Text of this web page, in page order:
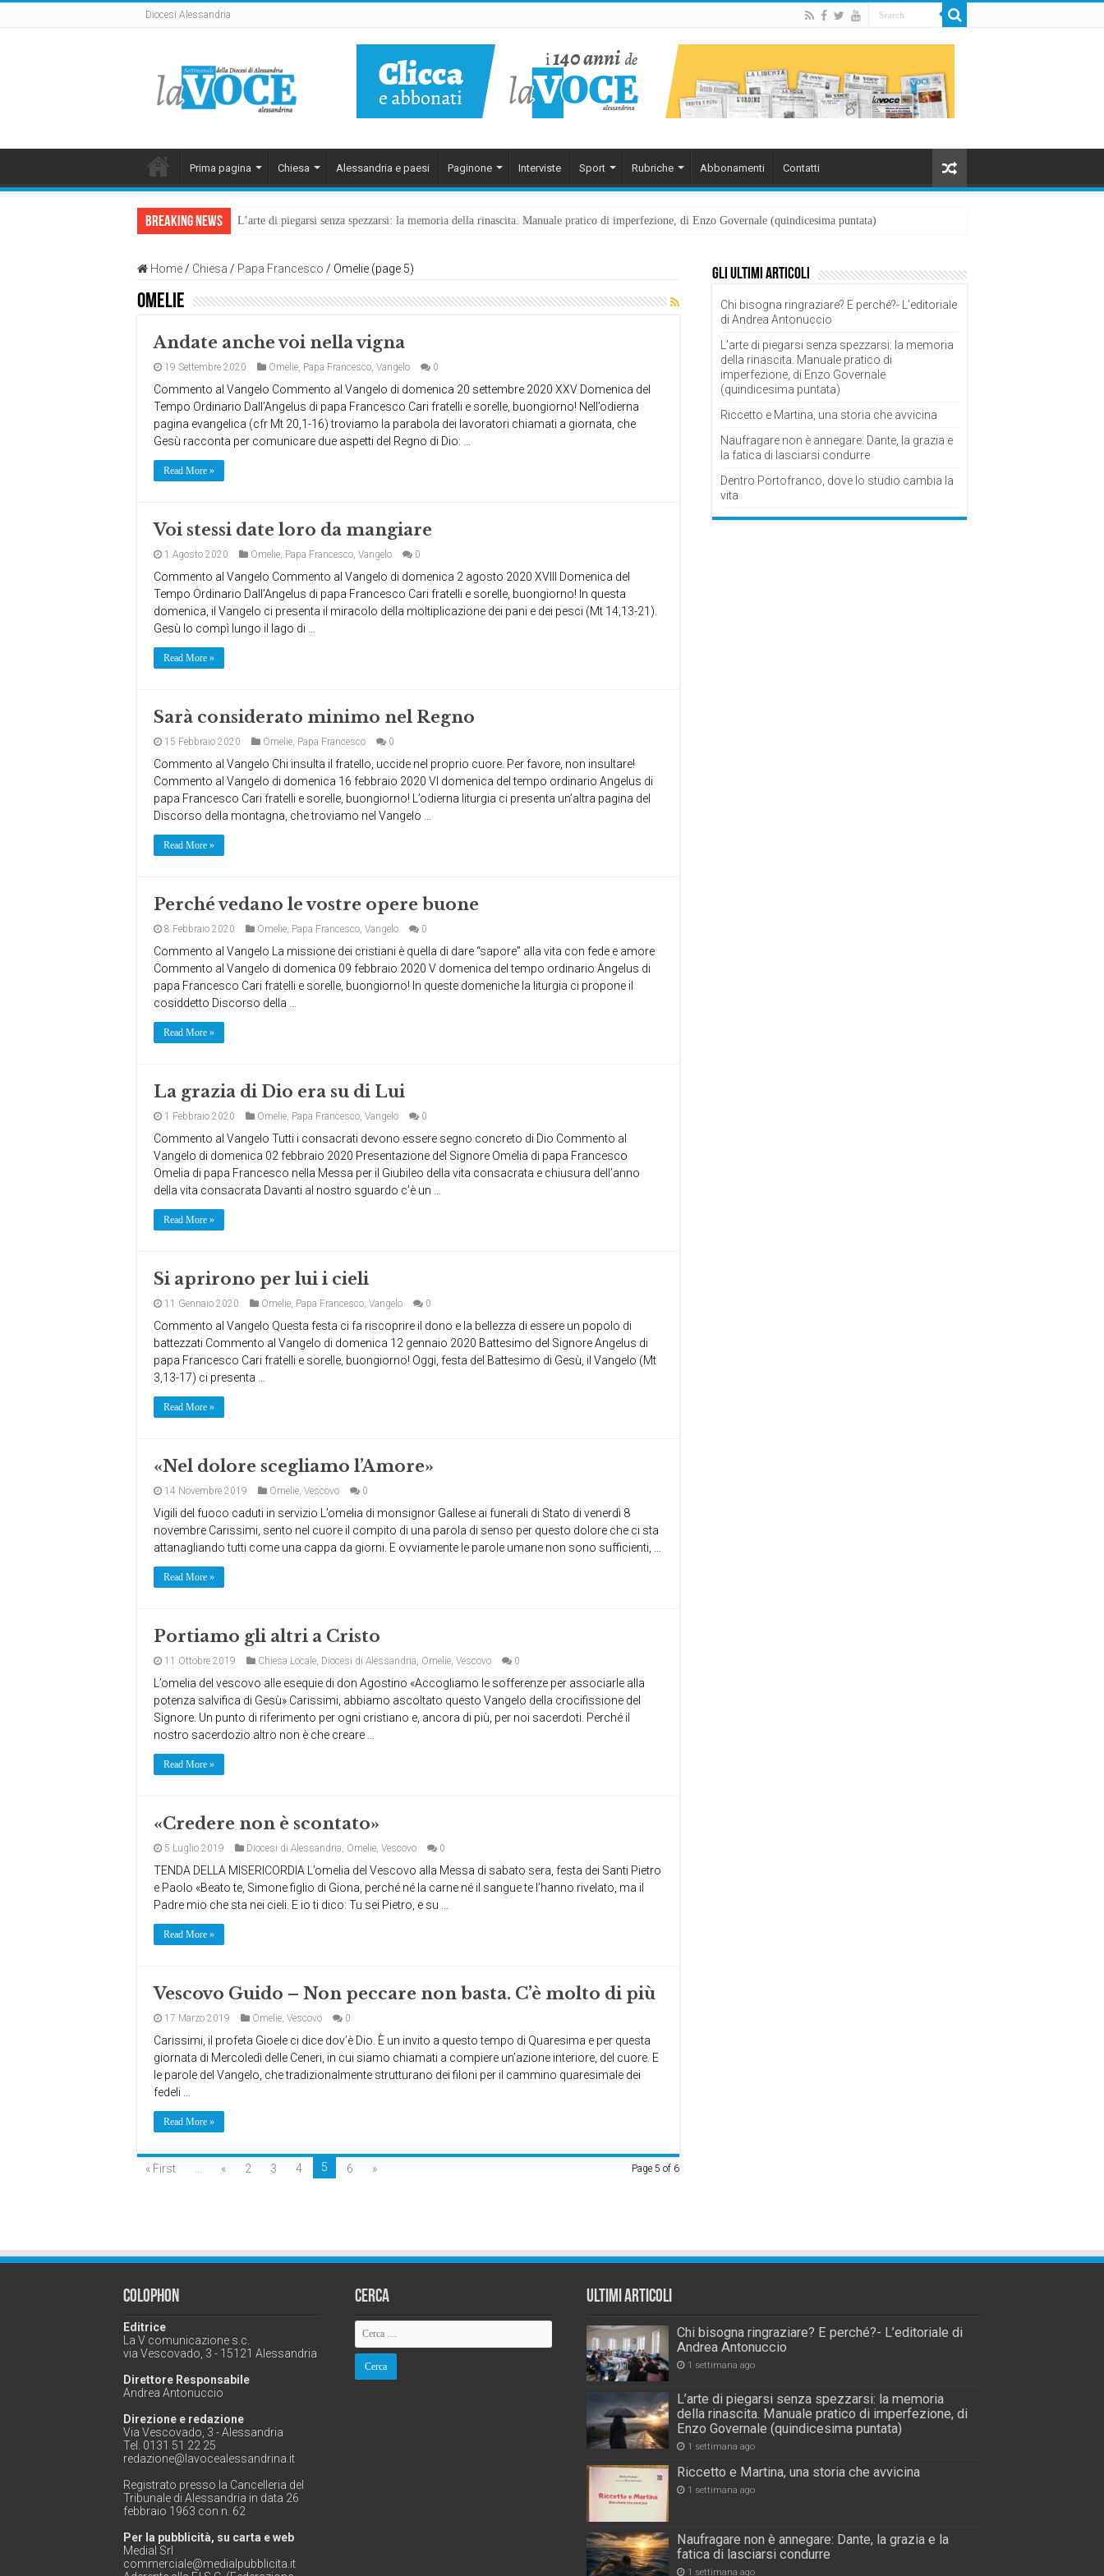
Diocesi Alessandria
Prima pagina Chiesa Alessandria e paesi Paginone Interviste Sport Rubriche Abbonamenti Contatti
Breaking News L’arte di piegarsi senza spezzarsi: la memoria della rinascita. Manuale pratico di imperfezione, di Enzo Governale (quindicesima puntata)
Home / Chiesa / Papa Francesco / Omelie (page 5)
Omelie
Andate anche voi nella vigna
19 Settembre 2020 Omelie, Papa Francesco, Vangelo 0
Commento al Vangelo Commento al Vangelo di domenica 20 settembre 2020 XXV Domenica del
Tempo Ordinario Dall’Angelus di papa Francesco Cari fratelli e sorelle, buongiorno! Nell’odierna
pagina evangelica (cfr Mt 20,1-16) troviamo la parabola dei lavoratori chiamati a giornata, che
Gesù racconta per comunicare due aspetti del Regno di Dio: …
Read More »
Voi stessi date loro da mangiare
1 Agosto 2020 Omelie, Papa Francesco, Vangelo 0
Commento al Vangelo Commento al Vangelo di domenica 2 agosto 2020 XVIII Domenica del
Tempo Ordinario Dall’Angelus di papa Francesco Cari fratelli e sorelle, buongiorno! In questa
domenica, il Vangelo ci presenta il miracolo della moltiplicazione dei pani e dei pesci (Mt 14,13-21).
Gesù lo compì lungo il lago di …
Read More »
Sarà considerato minimo nel Regno
15 Febbraio 2020 Omelie, Papa Francesco 0
Commento al Vangelo Chi insulta il fratello, uccide nel proprio cuore. Per favore, non insultare!
Commento al Vangelo di domenica 16 febbraio 2020 VI domenica del tempo ordinario Angelus di
papa Francesco Cari fratelli e sorelle, buongiorno! L’odierna liturgia ci presenta un’altra pagina del
Discorso della montagna, che troviamo nel Vangelo …
Read More »
Perché vedano le vostre opere buone
8 Febbraio 2020 Omelie, Papa Francesco, Vangelo 0
Commento al Vangelo La missione dei cristiani è quella di dare “sapore” alla vita con fede e amore
Commento al Vangelo di domenica 09 febbraio 2020 V domenica del tempo ordinario Angelus di
papa Francesco Cari fratelli e sorelle, buongiorno! In queste domeniche la liturgia ci propone il
cosiddetto Discorso della …
Read More »
La grazia di Dio era su di Lui
1 Febbraio 2020 Omelie, Papa Francesco, Vangelo 0
Commento al Vangelo Tutti i consacrati devono essere segno concreto di Dio Commento al
Vangelo di domenica 02 febbraio 2020 Presentazione del Signore Omelia di papa Francesco
Omelia di papa Francesco nella Messa per il Giubileo della vita consacrata e chiusura dell’anno
della vita consacrata Davanti al nostro sguardo c’è un …
Read More »
Si aprirono per lui i cieli
11 Gennaio 2020 Omelie, Papa Francesco, Vangelo 0
Commento al Vangelo Questa festa ci fa riscoprire il dono e la bellezza di essere un popolo di
battezzati Commento al Vangelo di domenica 12 gennaio 2020 Battesimo del Signore Angelus di
papa Francesco Cari fratelli e sorelle, buongiorno! Oggi, festa del Battesimo di Gesù, il Vangelo (Mt
3,13-17) ci presenta …
Read More »
«Nel dolore scegliamo l’Amore»
14 Novembre 2019 Omelie, Vescovo 0
Vigili del fuoco caduti in servizio L’omelia di monsignor Gallese ai funerali di Stato di venerdì 8
novembre Carissimi, sento nel cuore il compito di una parola di senso per questo dolore che ci sta
attanagliando tutti come una cappa da giorni. E ovviamente le parole umane non sono sufficienti, …
Read More »
Portiamo gli altri a Cristo
11 Ottobre 2019 Chiesa Locale, Diocesi di Alessandria, Omelie, Vescovo 0
L’omelia del vescovo alle esequie di don Agostino «Accogliamo le sofferenze per associarle alla
potenza salvifica di Gesù» Carissimi, abbiamo ascoltato questo Vangelo della crocifissione del
Signore. Un punto di riferimento per ogni cristiano e, ancora di più, per noi sacerdoti. Perché il
nostro sacerdozio altro non è che creare …
Read More »
«Credere non è scontato»
5 Luglio 2019 Diocesi di Alessandria, Omelie, Vescovo 0
TENDA DELLA MISERICORDIA L’omelia del Vescovo alla Messa di sabato sera, festa dei Santi Pietro
e Paolo «Beato te, Simone figlio di Giona, perché né la carne né il sangue te l’hanno rivelato, ma il
Padre mio che sta nei cieli. E io ti dico: Tu sei Pietro, e su …
Read More »
Vescovo Guido – Non peccare non basta. C’è molto di più
17 Marzo 2019 Omelie, Vescovo 0
Carissimi, il profeta Gioele ci dice dov’è Dio. È un invito a questo tempo di Quaresima e per questa
giornata di Mercoledì delle Ceneri, in cui siamo chiamati a compiere un’azione interiore, del cuore. E
le parole del Vangelo, che tradizionalmente strutturano dei filoni per il cammino quaresimale dei
fedeli …
Read More »
Page 5 of 6
« First « 2 3 4 5 6 »
Gli ultimi articoli
Chi bisogna ringraziare? E perché?- L’editoriale
di Andrea Antonuccio
L’arte di piegarsi senza spezzarsi: la memoria
della rinascita. Manuale pratico di
imperfezione, di Enzo Governale
(quindicesima puntata)
Riccetto e Martina, una storia che avvicina
Naufragare non è annegare: Dante, la grazia e
la fatica di lasciarsi condurre
Dentro Portofranco, dove lo studio cambia la
vita
Colophon
Editrice
La V comunicazione s.c.
via Vescovado, 3 - 15121 Alessandria
Direttore Responsabile
Andrea Antonuccio
Direzione e redazione
Via Vescovado, 3 - Alessandria
Tel. 0131 51 22 25
redazione@lavocealessandrina.it
Registrato presso la Cancelleria del
Tribunale di Alessandria in data 26
febbraio 1963 con n. 62
Per la pubblicità, su carta e web
Medial Srl
commerciale@medialpubblicita.it
Cerca Ultimi Articoli
Chi bisogna ringraziare? E perché?- L’editoriale di
Andrea Antonuccio
1 settimana ago
L’arte di piegarsi senza spezzarsi: la memoria
della rinascita. Manuale pratico di imperfezione, di
Enzo Governale (quindicesima puntata)
1 settimana ago
Riccetto e Martina, una storia che avvicina
1 settimana ago
Naufragare non è annegare: Dante, la grazia e la
fatica di lasciarsi condurre
1 settimana ago